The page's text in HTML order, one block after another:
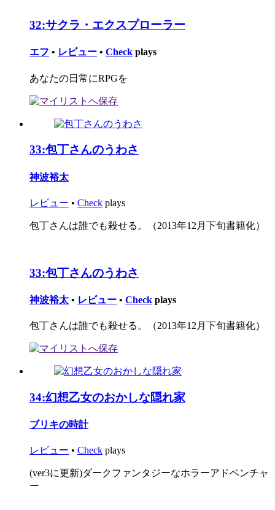
32:サクラ・エクスプローラー
エフ • レビュー • Check plays
あなたの日常にRPGを
33:包丁さんのうわさ
神波裕太
レビュー • Check plays
包丁さんは誰でも殺せる。（2013年12月下旬書籍化）
33:包丁さんのうわさ
神波裕太 • レビュー • Check plays
包丁さんは誰でも殺せる。（2013年12月下旬書籍化）
34:幻想乙女のおかしな隠れ家
ブリキの時計
レビュー • Check plays
(ver3に更新)ダークファンタジーなホラーアドベンチャ
ー